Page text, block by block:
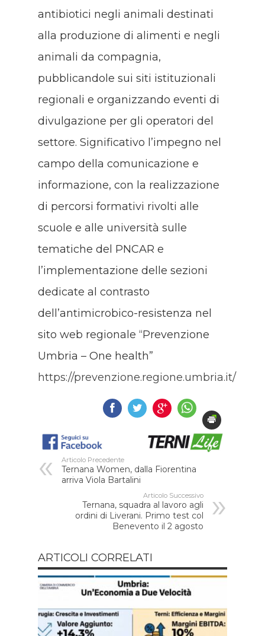
antibiotici negli animali destinati
alla produzione di alimenti e negli
animali da compagnia,
pubblicandole sui siti istituzionali
regionali e organizzando eventi di
divulgazione per gli operatori del
settore. Significativo l’impegno nel
campo della comunicazione e
informazione, con la realizzazione
di percorsi formativi rivolti alle
scuole e alle università sulle
tematiche del PNCAR e
l’implementazione delle sezioni
dedicate al contrasto
dell’antimicrobico-resistenza nel
sito web regionale “Prevenzione
Umbria – One health”
https://prevenzione.regione.umbria.it/
Articolo Precedente
Ternana Women, dalla Fiorentina
arriva Viola Bartalini
Articolo Successivo
Ternana, squadra al lavoro agli
ordini di Liverani. Primo test col
Benevento il 2 agosto
ARTICOLI CORRELATI